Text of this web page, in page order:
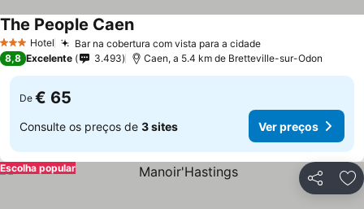
3 EstrelasHotel Bar na cobertura com vista para a cidade
The People Caen
8,8 Excelente 3.493 Caen, a 5.4 km de Bretteville-sur-Odon
De € 65
Consulte os preços de 3 sites Ver preços
Partilhar
Escolha popular